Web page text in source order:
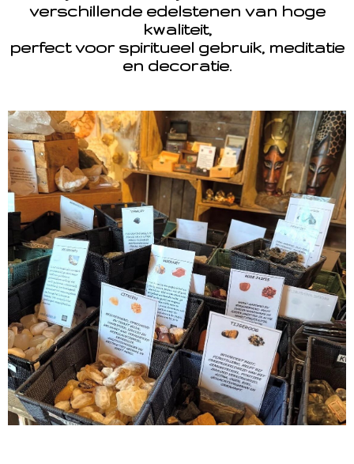
verschillende edelstenen van hoge
kwaliteit,
perfect voor spiritueel gebruik, meditatie
en decoratie.